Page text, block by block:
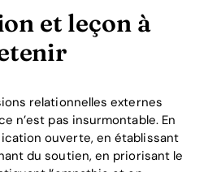
et leçon à
relationnelles externes
n’est pas insurmontable. En
ouverte, en établissant
du soutien, en priorisant le